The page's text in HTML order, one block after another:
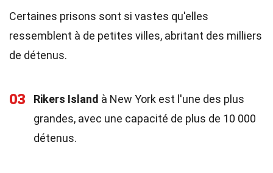
Certaines prisons sont si vastes qu'elles
ressemblent à de petites villes, abritant des milliers
de détenus.
03 Rikers Island à New York est l'une des plus
grandes, avec une capacité de plus de 10 000
détenus.